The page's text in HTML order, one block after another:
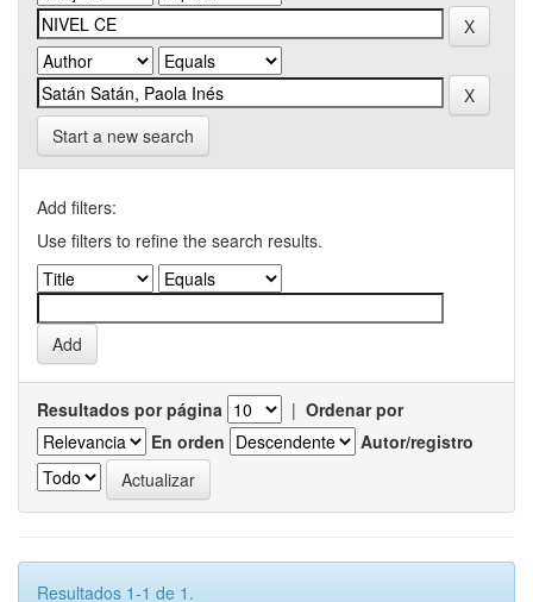
Start a new search
Add filters:
Use filters to refine the search results.
Resultados por página | Ordenar por
En orden
Autor/registro
Resultados 1-1 de 1.